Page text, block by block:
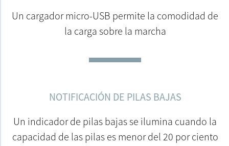
Un cargador micro-USB permite la comodidad de
la carga sobre la marcha
NOTIFICACIÓN DE PILAS BAJAS
Un indicador de pilas bajas se ilumina cuando la
capacidad de las pilas es menor del 20 por ciento